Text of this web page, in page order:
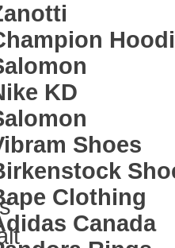
KD
Shoes
Clothing
Canada